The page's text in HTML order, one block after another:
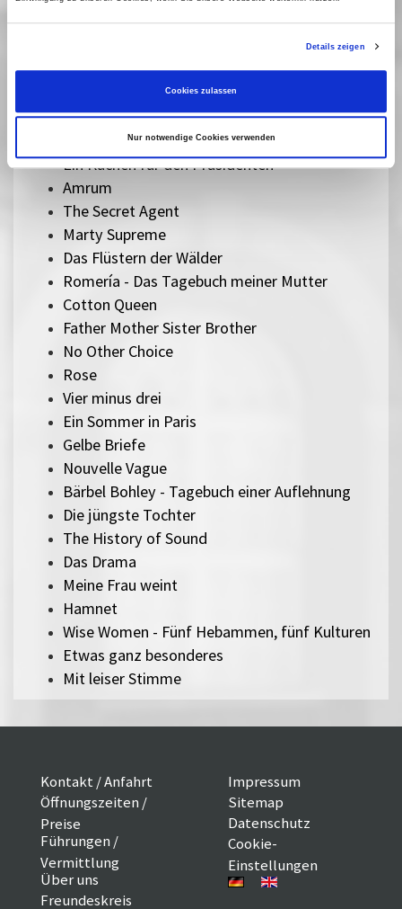
Details zeigen
Cookies zulassen
Nur notwendige Cookies verwenden
Silent Friend
Sorry, Baby
Ein einfacher Unfall
Therapie für Wikinger
Ach, diese Lücke, diese entsetzliche Lücke
Ein Kuchen für den Präsidenten
Amrum
The Secret Agent
Marty Supreme
Das Flüstern der Wälder
Romería - Das Tagebuch meiner Mutter
Cotton Queen
Father Mother Sister Brother
No Other Choice
Rose
Vier minus drei
Ein Sommer in Paris
Gelbe Briefe
Nouvelle Vague
Bärbel Bohley - Tagebuch einer Auflehnung
Die jüngste Tochter
The History of Sound
Das Drama
Meine Frau weint
Hamnet
Wise Women - Fünf Hebammen, fünf Kulturen
Etwas ganz besonderes
Mit leiser Stimme
Kontakt / Anfahrt
Öffnungszeiten /
Preise
Führungen /
Vermittlung
Über uns
Freundeskreis
Impressum
Sitemap
Datenschutz
Cookie-
Einstellungen